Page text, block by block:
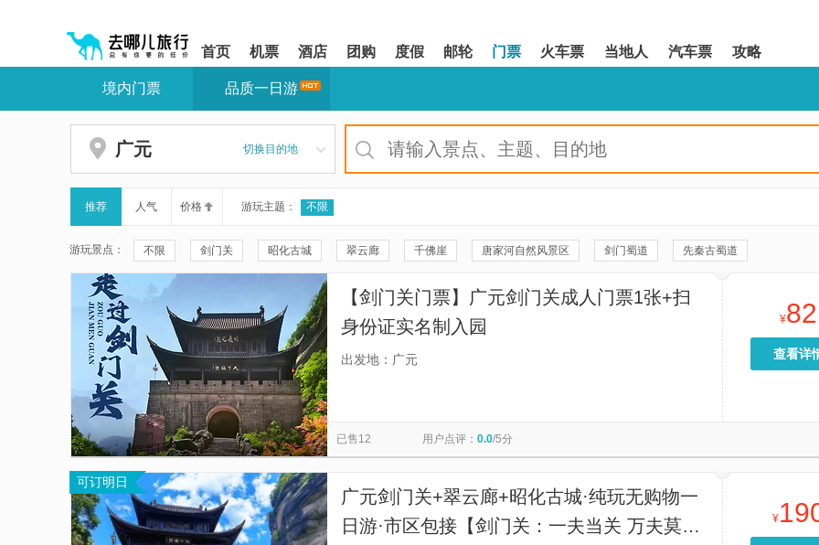
您
站
区,
本
有
6
览
信
息
首页 机票 酒店 团购 度假 邮轮 门票 火车票 当地人 汽车票 攻略
您
站
区
境内门票 品质一日游
广元 切换目的地
推荐 人气 价格 游玩主题： 不限
游玩景点： 不限 剑门关 昭化古城 翠云廊 千佛崖 唐家河自然风景区 剑门蜀道 先秦古蜀道
悬空玻璃观景平台 皇柏
野马海子 纳山 二郎山喇叭河风景区 羌人谷 泸定桥景区 广元曾家山滑雪场
汶川羌人谷滑雪场 米亚罗风景区 古路村
九子屯-露营地 九鼎山 理小路 剑门关漂流
文庙 广元皇泽寺博物馆 寻乐书岩 广元县沟
金牛道拦马墙 越王楼 大蜀道不夜三国城 剑门关古镇
剑门关国际温泉大酒店温泉中心
【剑门关门票】广元剑门关成人门票1张+扫
身份证实名制入园
出发地：广元
¥82
查看详
已售12 用户点评： 0.0/5分
可订明日
广元剑门关+翠云廊+昭化古城·纯玩无购物一
日游·市区包接【剑⻔关：一夫当关 万夫莫开
¥